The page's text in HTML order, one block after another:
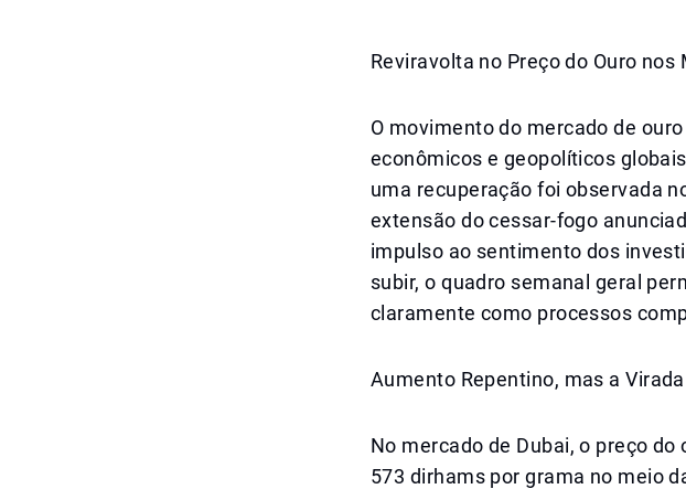
Reviravolta no Preço do Ouro nos
O movimento do mercado de
econômicos e geopolíticos
uma recuperação foi observada
extensão do cessar-fogo
impulso ao sentimento dos
subir, o quadro semanal geral
claramente como processos
Aumento Repentino, mas a
No mercado de Dubai, o preço
573 dirhams por grama no meio